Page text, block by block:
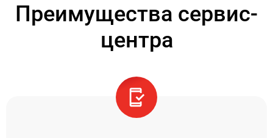
Преимущества сервис-
центра